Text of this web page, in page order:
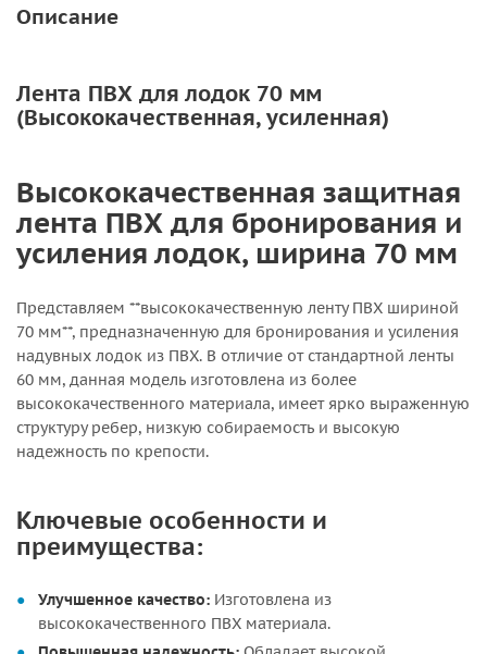
Описание
Лента ПВХ для лодок 70 мм
(Высококачественная, усиленная)
Высококачественная защитная
лента ПВХ для бронирования и
усиления лодок, ширина 70 мм
Представляем **высококачественную ленту ПВХ шириной
70 мм**, предназначенную для бронирования и усиления
надувных лодок из ПВХ. В отличие от стандартной ленты
60 мм, данная модель изготовлена из более
высококачественного материала, имеет ярко выраженную
структуру ребер, низкую собираемость и высокую
надежность по крепости.
Ключевые особенности и
преимущества:
Улучшенное качество: Изготовлена из
высококачественного ПВХ материала.